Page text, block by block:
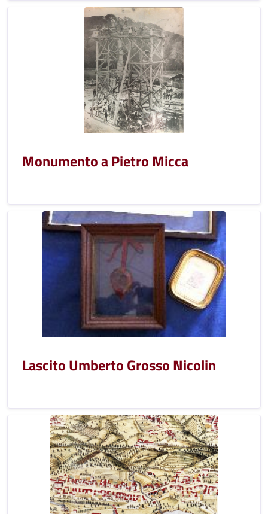
Monumento a Pietro Micca
Lascito Umberto Grosso Nicolin